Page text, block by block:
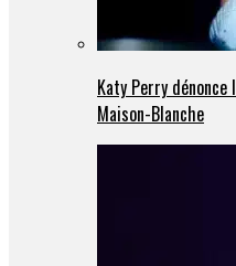
Katy Perry
Maison-Blanche